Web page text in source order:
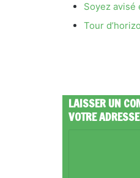
Soyez avisé
Tour
LAISSER UN
VOTRE